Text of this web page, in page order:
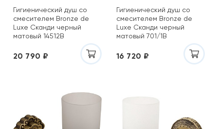
Гигиенический душ со
смесителем Bronze de
Luxe Сканди черный
матовый 14512B
20 790 ₽
Гигиенический душ со
смесителем Bronze de
Luxe Сканди черный
матовый 701/1B
16 720 ₽